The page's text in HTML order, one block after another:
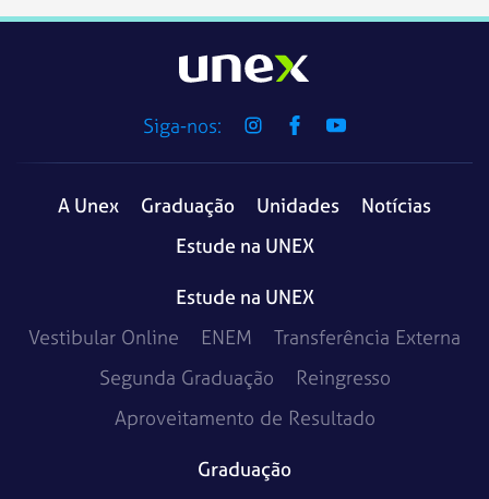
Siga-nos:
A Unex Graduação Unidades
Notícias
Estude na UNEX
Estude na UNEX
Vestibular Online
ENEM
Transferência Externa
Segunda Graduação
Reingresso
Aproveitamento de Resultado
Graduação